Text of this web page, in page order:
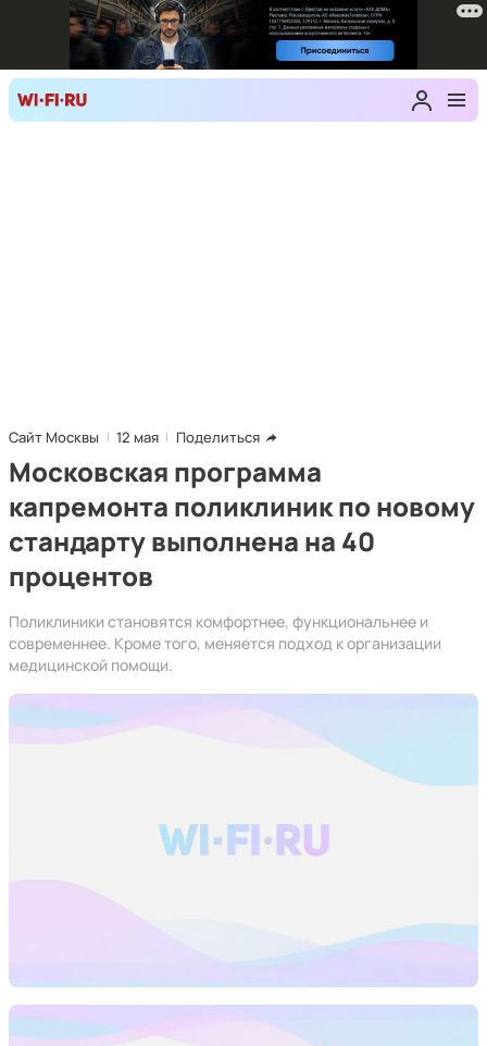
Сайт Москвы 12 мая Поделиться
Московская программа
капремонта поликлиник по новому
стандарту выполнена на 40
процентов
Поликлиники становятся комфортнее, функциональнее и
современнее. Кроме того, меняется подход к организации
медицинской помощи.